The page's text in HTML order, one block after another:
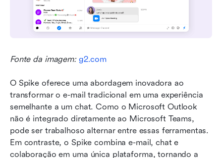
Fonte da imagem: g2.com
O Spike oferece uma abordagem inovadora ao
transformar o e-mail tradicional em uma experiência
semelhante a um chat. Como o Microsoft Outlook
não é integrado diretamente ao Microsoft Teams,
pode ser trabalhoso alternar entre essas ferramentas.
Em contraste, o Spike combina e-mail, chat e
colaboração em uma única plataforma, tornando a